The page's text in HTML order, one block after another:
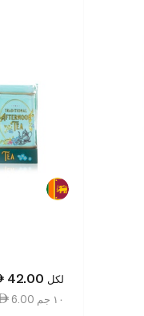
42.00 لكل
6.00 ١٠ جم